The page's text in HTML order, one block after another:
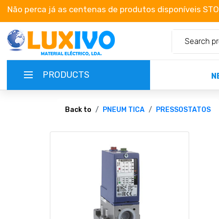
Não perca já as centenas de produtos disponíveis
PRODUCTS
NEW-PRODUCTS
TERMS OF SERVICE
Back to PNEUM TICA PRESSOSTATOS